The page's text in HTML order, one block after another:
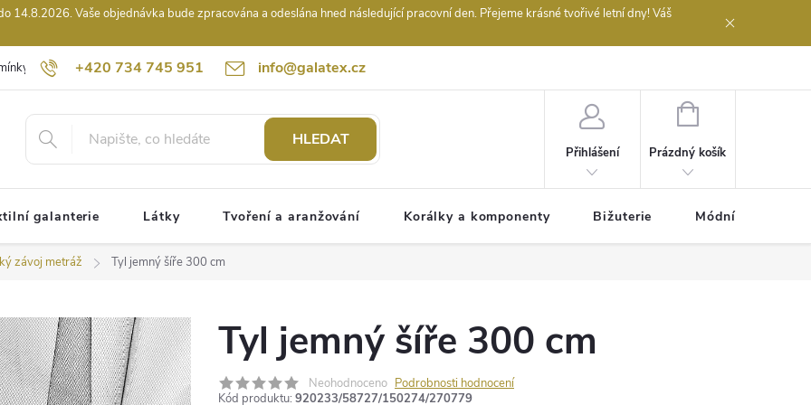
14.8.2026. Vaše objednávka bude zpracována a odeslána hned následující pracovní den. Přejeme krásné tvořivé letní dny! Váš
+420 734 745 951 info@galatex.cz
Podmínky ochrany osobních údajů Kontakty Hodnocení obchodu
HLEDAT
Přihlášení
NÁKUPNÍ
Prázdný košík
galanterie Látky Tvoření a aranžování Korálky a komponenty Bižuterie Módní doplňky
závoj metráž Tyl jemný šíře 300 cm
Tyl jemný šíře 300 cm
Neohodnoceno Podrobnosti hodnocení
Kód produktu: 920233/58727/150274/270779